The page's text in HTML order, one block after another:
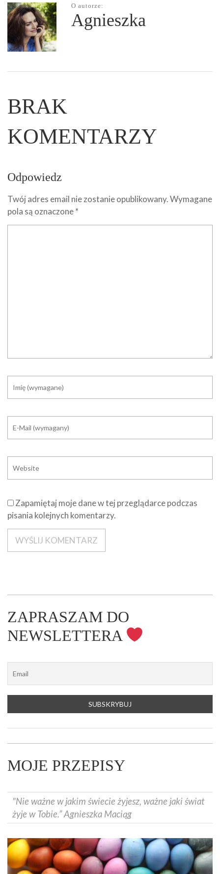
O autorze:
Agnieszka
BRAK
KOMENTARZY
Odpowiedz
Twój adres email nie zostanie opublikowany.Wymagane
pola są oznaczone*
Zapamiętaj moje dane w tej przeglądarce podczas
pisania kolejnych komentarzy.
ZAPRASZAM DO
NEWSLETTERA
MOJE PRZEPISY
"Nie ważne w jakim świecie żyjesz, ważne jaki świat
żyje w Tobie.” Agnieszka Maciąg